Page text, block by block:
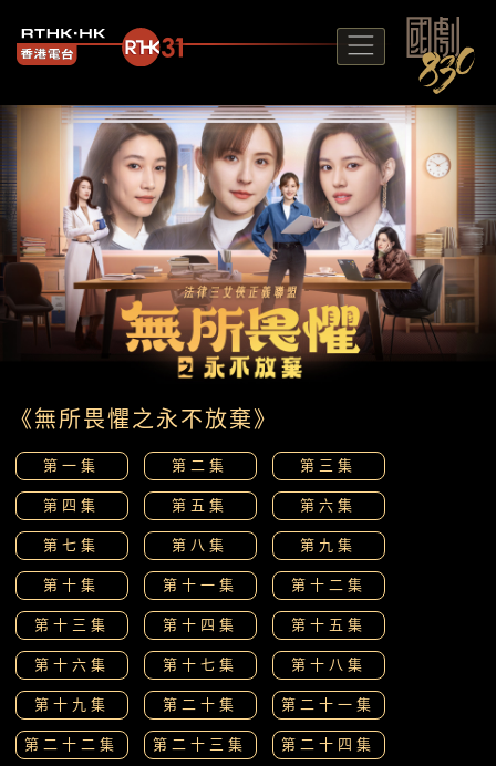
《無所畏懼之永不放棄》
第一集 第二集
第三集
第四集
第五集
第六集
第七集
第八集
第九集
第十集
第十一集
第十二集
第十三集
第十四集
第十五集
第十六集
第十七集
第十八集
第十九集
第二十集
第二十一集
第二十二集
第二十三集 第二十四集